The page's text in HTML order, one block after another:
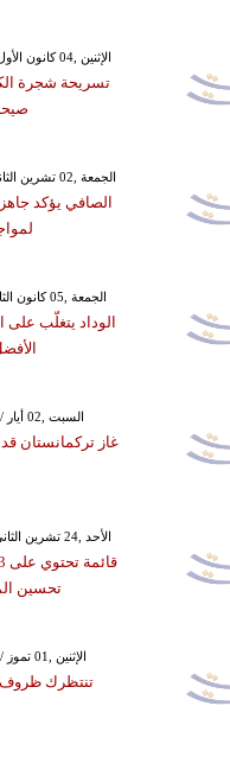
GMT 18:52 2017 الإثنين ,04 كانون الأول / ديسمبر
تسريحة شجرة
GMT 17:54 2018 الجمعة ,02 تشرين الثاني / نوفمبر
الصافي يؤكد
GMT 09:16 2018 الجمعة ,05 كانون الثاني / يناير
الوداد يتغلّب على
GMT 07:40 2015 السبت ,02 أيار / مايو
غاز تركمانستان
GMT 23:47 2019 الأحد ,24 تشرين الثاني / نوفمبر
تحسين
GMT 13:17 2019 الإثنين ,01 تموز / يوليو
تنتظرك ظروف